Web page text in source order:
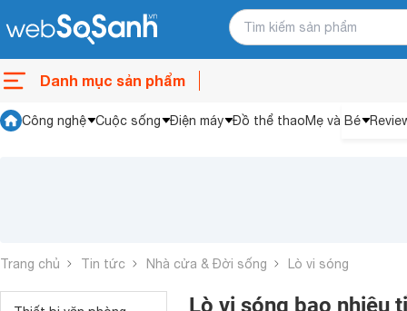
Danh mục sản phẩm
Công nghệ Cuộc sống Điện máy Đồ thể thaoMẹ và Bé
Trang chủ Tin tức Nhà cửa & Đời sống Lò vi sóng
Lò vi sóng bao nhiêu